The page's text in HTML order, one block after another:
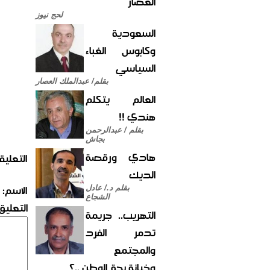
لحج نيوز
السعودية
وكابوس الغباء
السياسي
بقلم/ عبدالملك العصار
العالم يتكلم
هندي !!
بقلم / عبدالرحمن
بجاش
هادي ورقصة
الديك
بقلم د./ عادل
الشجاع
التهريب.. جريمة
تدمر الفرد
والمجتمع
الاسم: